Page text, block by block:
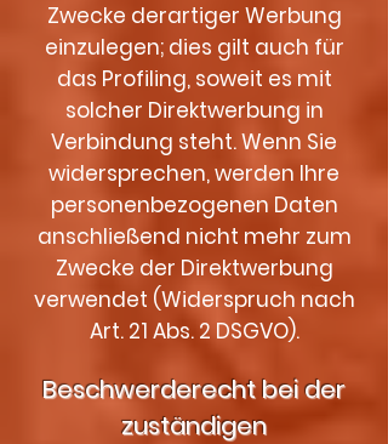
Zwecke derartiger Werbung
einzulegen; dies gilt auch für
das Profiling, soweit es mit
solcher Direktwerbung in
Verbindung steht. Wenn Sie
widersprechen, werden Ihre
personenbezogenen Daten
anschließend nicht mehr zum
Zwecke der Direktwerbung
verwendet (Widerspruch nach
Art. 21 Abs. 2 DSGVO).
Beschwerderecht bei der
zuständigen